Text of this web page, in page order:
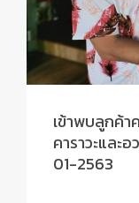
เข้าพบลูกค้
คาราวะและ
01-2563